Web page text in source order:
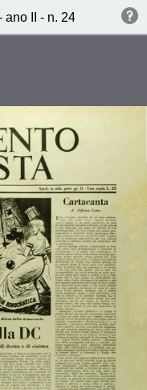
II - n. 24 - 15 giugno